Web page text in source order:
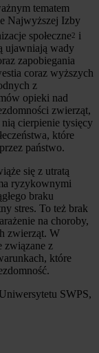
tematem
Najwyższej Izby
społeczne2 i
ujawniają wady
zapobiegania
coraz wyższych
z
opieki nad
zwierząt,
cierpienie tysięcy
które
państwo.
się z utratą
ryzykownymi
braku
stres. To też brak
na choroby,
zwierząt. W
związane z
które
SWPS,